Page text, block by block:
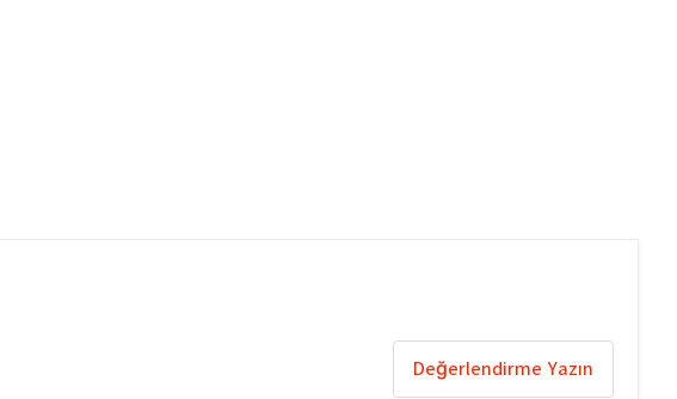
Değerlendirme Yazın